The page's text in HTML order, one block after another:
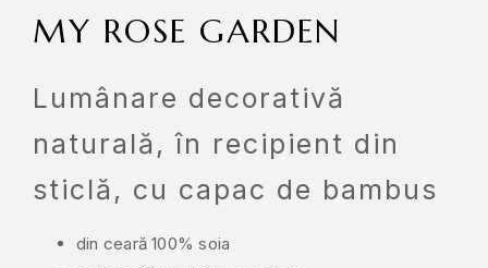
MY ROSE GARDEN
Lumânare decorativă
naturală, în recipient din
sticlă, cu capac de bambus
din ceară 100% soia